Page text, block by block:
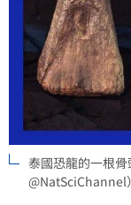
泰國恐龍的一根
@NatSciChannel）